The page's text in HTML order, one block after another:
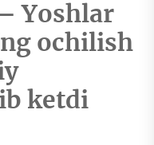
Yoshlar
ochilish
ketdi